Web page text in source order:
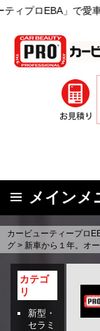
愛車にワンランク
メインメ
コ
ン
カービューティープロ
グ > 新車から１年。オ
カテゴ
リ
新型・
セラミ